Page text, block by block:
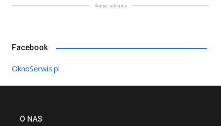
Koniec reklamy
Facebook
OknoSerwis.pl
O NAS